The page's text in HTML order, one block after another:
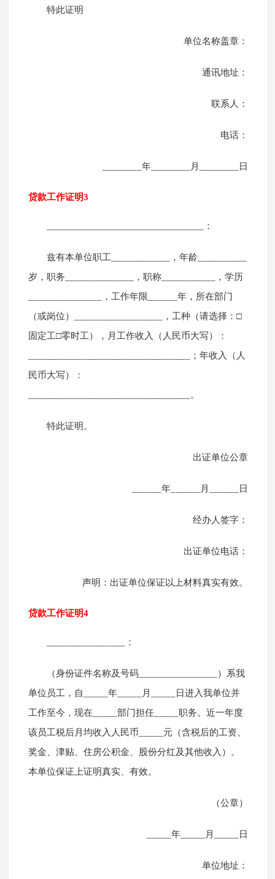
特此证明
单位名称盖章：
通讯地址：
联系人：
电话：
________年________月________日
贷款工作证明3
________________________________：
兹有本单位职工____________，年龄__________
岁，职务______________，职称___________，学历
_______________，工作年限______年，所在部门
（或岗位）__________________，工种（请选择：□
固定工□零时工），月工作收入（人民币大写）：
_________________________________；年收入（人
民币大写）：
_________________________________。
特此证明。
出证单位公章
______年______月______日
经办人签字：
出证单位电话：
声明：出证单位保证以上材料真实有效。
贷款工作证明4
________________：
（身份证件名称及号码________________）系我
单位员工，自_____年_____月_____日进入我单位并
工作至今，现在_____部门担任_____职务。近一年度
该员工税后月均收入人民币_____元（含税后的工资、
奖金、津贴、住房公积金、股份分红及其他收入）。
本单位保证上证明真实、有效。
（公章）
_____年_____月_____日
单位地址：